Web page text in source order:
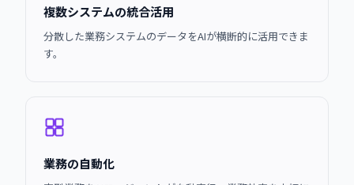
複数システムの統合活用
分散した業務システムのデータをAIが横断的に活用できま
す。
業務の自動化